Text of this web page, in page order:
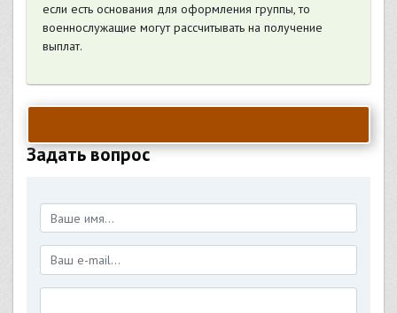
если есть основания для оформления группы, то
военнослужащие могут рассчитывать на получение
выплат.
Задать вопрос